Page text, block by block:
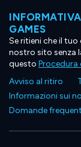
GAMES
Se ritieni che il
nostro sito senza
questo Procedura
Avviso al ritiro
Informazioni sui
Domande